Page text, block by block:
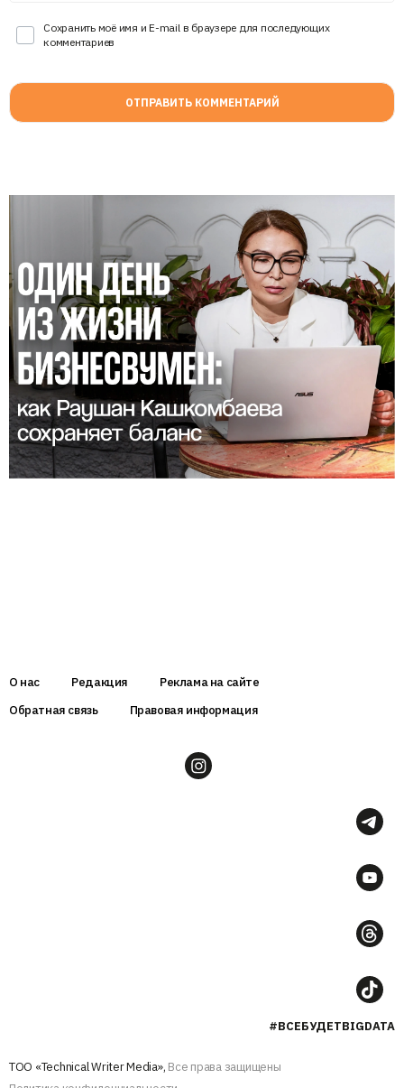
Сохранить моё имя и E-mail в браузере для последующих
комментариев
О нас Редакция
Реклама на сайте
Обратная связь
Правовая информация
#ВСЕБУДЕТBIGDATA
ТОО «Technical Writer Media», Все права защищены